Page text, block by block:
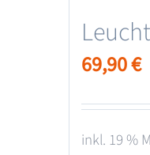
69,90€
inkl. 19 %